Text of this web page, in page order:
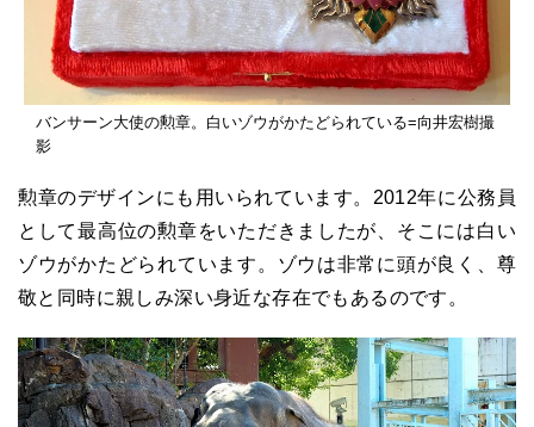
バンサーン大使の勲章。白いゾウがかたどられている=向井宏樹撮
影
勲章のデザインにも用いられています。2012年に公務員
として最高位の勲章をいただきましたが、そこには白い
ゾウがかたどられています。ゾウは非常に頭が良く、尊
敬と同時に親しみ深い身近な存在でもあるのです。